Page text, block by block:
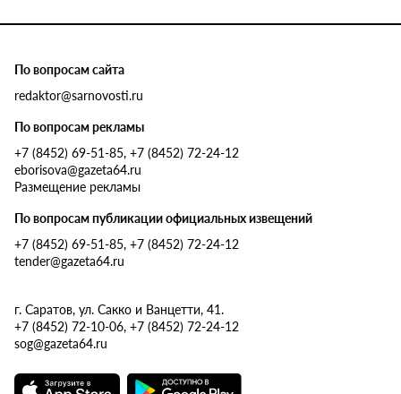
По вопросам сайта
redaktor@sarnovosti.ru
По вопросам рекламы
+7 (8452) 69-51-85, +7 (8452) 72-24-12
eborisova@gazeta64.ru
Размещение рекламы
По вопросам публикации официальных извещений
+7 (8452) 69-51-85, +7 (8452) 72-24-12
tender@gazeta64.ru
г. Саратов, ул. Сакко и Ванцетти, 41.
+7 (8452) 72-10-06, +7 (8452) 72-24-12
sog@gazeta64.ru